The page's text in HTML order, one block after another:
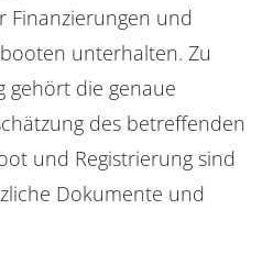
Finanzierungen und
unterhalten. Zu
gehört die genaue
des betreffenden
und Registrierung sind
Dokumente und